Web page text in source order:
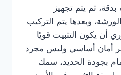
ثم يتم تجهيز
وبعدها يتم التركيب
أن يكون التثبيت قويًا
أمان أساسي وليس مجرد
بجودة الحديد، سمك